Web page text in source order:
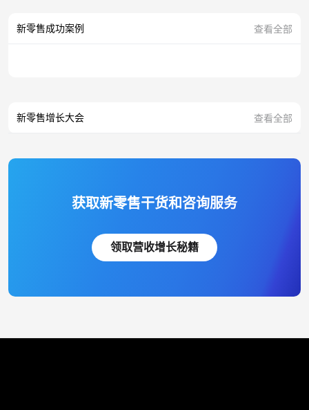
新零售成功案例 查看全部
新零售增长大会 查看全部
获取新零售干货和咨询服务
领取营收增长秘籍